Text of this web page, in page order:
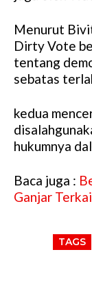
Menurut
Dirty Vote
tentang
sebatas
kedua
hukumnya
Baca juga :
Ganjar
TAGS